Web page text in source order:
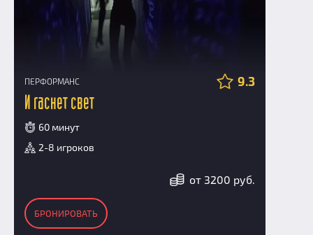
ПЕРФОРМАНС 9.3
И гаснет свет
60 минут
2-8 игроков
от 3200 руб.
БРОНИРОВАТЬ